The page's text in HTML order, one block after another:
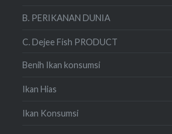
B. PERIKANAN DUNIA
C. Dejee Fish PRODUCT
Benih Ikan konsumsi
Ikan Hias
Ikan Konsumsi